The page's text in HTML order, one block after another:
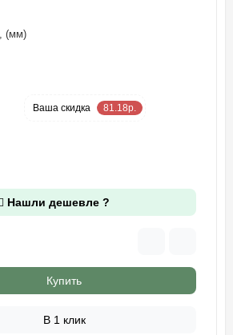
(мм)
Ваша cкидка 81.18р.
Нашли дешевле ?
Купить
В 1 клик